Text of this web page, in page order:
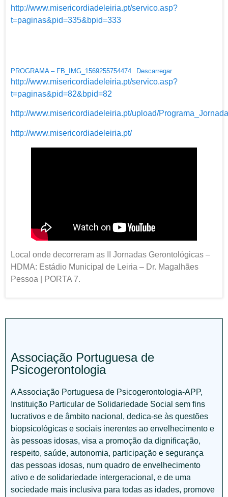
http://www.misericordiadeleiria.pt/servico.asp?
t=paginas&pid=335&bpid=333
PROGRAMA – FB_IMG_1569255754474 Descarregar
http://www.misericordiadeleiria.pt/servico.asp?
t=paginas&pid=82&bpid=82
http://www.misericordiadeleiria.pt/upload/
http://www.misericordiadeleiria.pt/
Local onde decorreram as II Jornadas Gerontológicas –
HDMA: Estádio Municipal de Leiria – Dr. Magalhães
Pessoa | PORTA 7.
Associação Portuguesa de
Psicogerontologia
A Associação Portuguesa de Psicogerontologia-APP,
Instituição Particular de Solidariedade Social sem fins
lucrativos e de âmbito nacional, dedica-se às questões
biopsicológicas e sociais inerentes ao envelhecimento e
às pessoas idosas, visa a promoção da dignificação,
respeito, saúde, autonomia, participação e segurança
das pessoas idosas, num quadro de envelhecimento
ativo e de solidariedade intergeracional, e de uma
sociedade mais inclusiva para todas as idades, promove